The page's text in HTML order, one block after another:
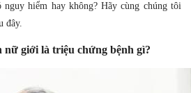
hiểm hay không? Hãy cùng chúng tôi
đây.
giới là triệu chứng bệnh gì?